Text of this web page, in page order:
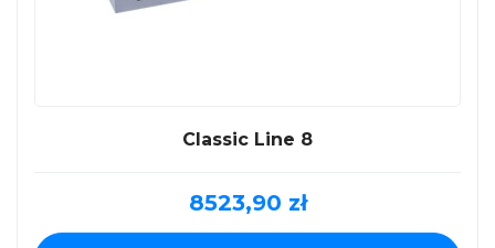
Classic Line 8
8523,90 zł